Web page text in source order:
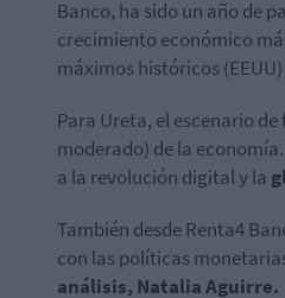
Banco, ha sido un año de
crecimiento económico
máximos históricos
Para Ureta, el escenario
moderado) de la
a la revolución digital y la
También desde Renta4
con las políticas
análisis, Natalia Aguirre.